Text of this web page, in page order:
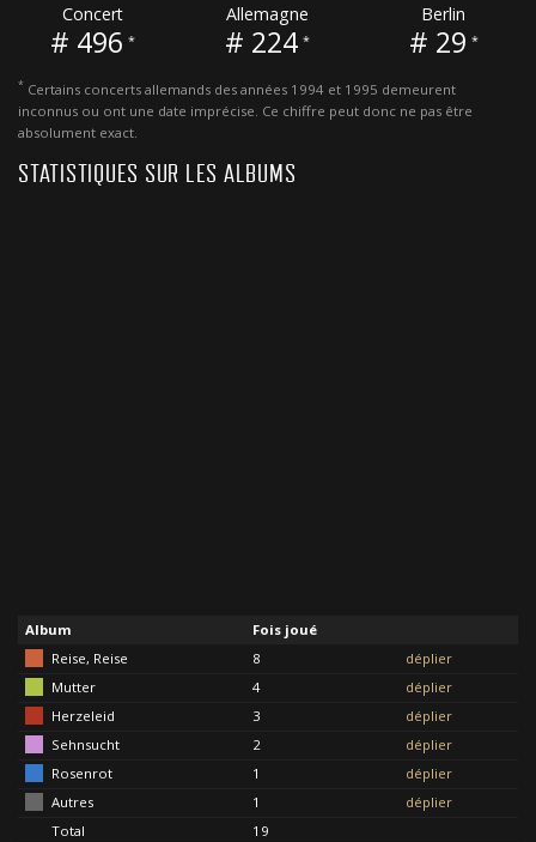
Concert
# 496 *
Allemagne
# 224 *
Berlin
# 29 *
* Certains concerts allemands des années 1994 et 1995 demeurent
inconnus ou ont une date imprécise. Ce chiffre peut donc ne pas être
absolument exact.
STATISTIQUES SUR LES ALBUMS
Album
Fois joué
Reise, Reise
8
déplier
Mutter
4
déplier
Herzeleid
3
déplier
Sehnsucht
2
déplier
Rosenrot
1
déplier
Autres
1
déplier
Total
19